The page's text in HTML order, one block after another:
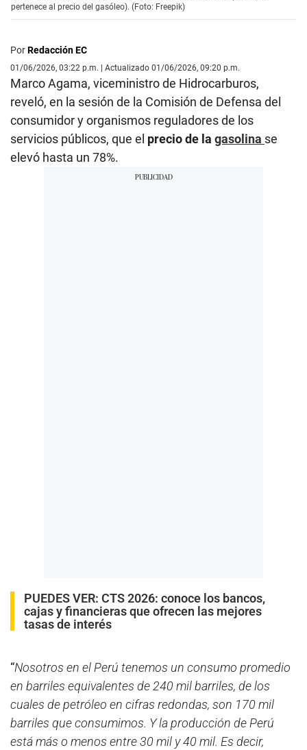
pertenece al precio del gasóleo). (Foto: Freepik)
PorRedacción EC
01/06/2026, 03:22 p.m. | Actualizado 01/06/2026, 09:20 p.m.
Marco Agama, viceministro de Hidrocarburos,
reveló, en la sesión de la Comisión de Defensa del
consumidor y organismos reguladores de los
servicios públicos, que el precio de la gasolina se
elevó hasta un 78%.
PUEDES VER: CTS 2026: conoce los bancos,
cajas y financieras que ofrecen las mejores
tasas de interés
“Nosotros en el Perú tenemos un consumo promedio
en barriles equivalentes de 240 mil barriles, de los
cuales de petróleo en cifras redondas, son 170 mil
barriles que consumimos. Y la producción de Perú
está más o menos entre 30 mil y 40 mil. Es decir,